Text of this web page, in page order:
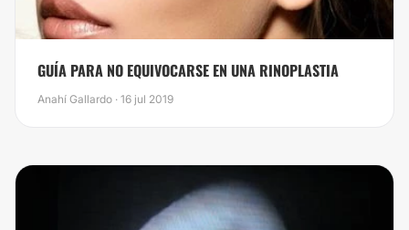
​GUÍA PARA NO EQUIVOCARSE EN UNA RINOPLASTIA
Anahí Gallardo · 16 jul 2019